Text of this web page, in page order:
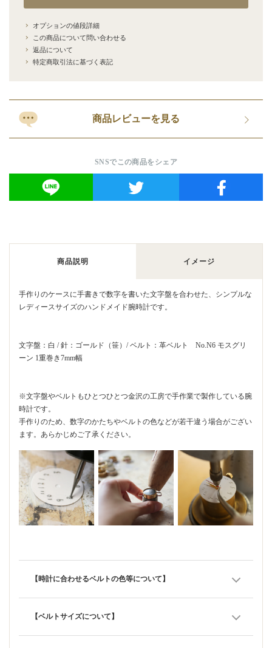
オプションの値段詳細
この商品について問い合わせる
返品について
特定商取引法に基づく表記
商品レビューを見る
SNSでこの商品をシェア
商品説明 イメージ
手作りのケースに手書きで数字を書いた文字盤を合わせた、シンプルな
レディースサイズのハンドメイド腕時計です。
文字盤：白 / 針：ゴールド（笹）/ ベルト：革ベルト No.N6 モスグリ
ーン 1重巻き7mm幅
※文字盤やベルトもひとつひとつ金沢の工房で手作業で製作している腕
時計です。
手作りのため、数字のかたちやベルトの色などが若干違う場合がござい
ます。あらかじめご了承ください。
【時計に合わせるベルトの色等について】
【ベルトサイズについて】